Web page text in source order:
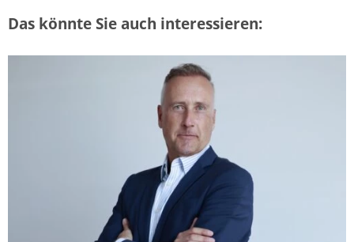
Das könnte Sie auch interessieren: